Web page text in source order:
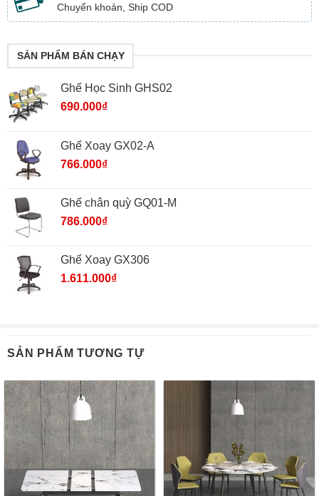
Chuyển khoản, Ship COD
SẢN PHẨM BÁN CHẠY
Ghế Học Sinh GHS02
690.000₫
Ghế Xoay GX02-A
766.000₫
Ghế chân quỳ GQ01-M
786.000₫
Ghế Xoay GX306
1.611.000₫
SẢN PHẨM TƯƠNG TỰ